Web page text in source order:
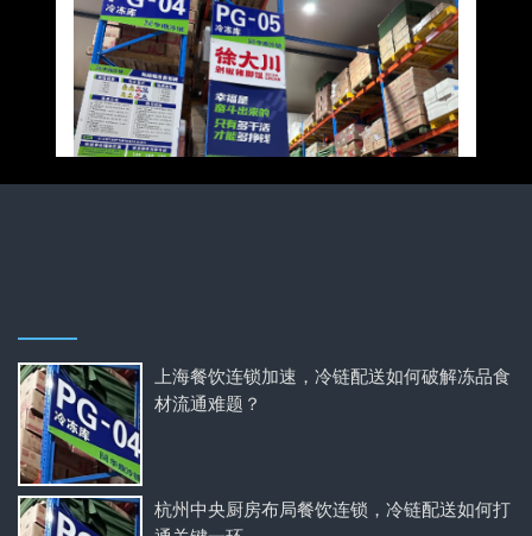
上海餐饮连锁加速，冷链配送如何破解冻品食
材流通难题？
杭州中央厨房布局餐饮连锁，冷链配送如何打